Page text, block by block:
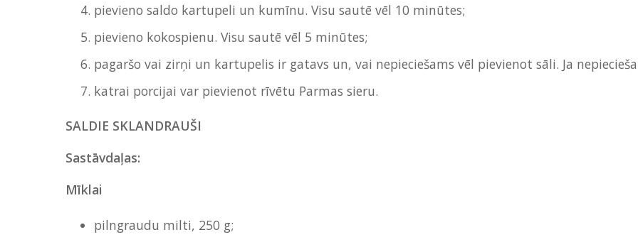
pievieno saldo kartupeli un kumīnu. Visu sautē vēl 10 minūtes;
pievieno kokospienu. Visu sautē vēl 5 minūtes;
pagaršo vai zirņi un kartupelis ir gatavs un, vai nepieciešams vēl pievienot sāli. Ja
katrai porcijai var pievienot rīvētu Parmas sieru.
SALDIE SKLANDRAUŠI
Sastāvdaļas:
Mīklai
pilngraudu milti, 250 g;